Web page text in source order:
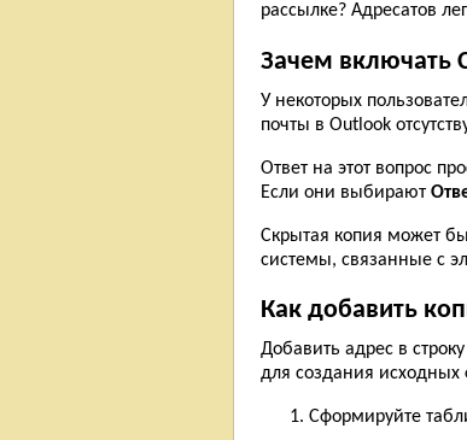
рассылке? Адресатов
Зачем включать
У некоторых
почты в Outlook
Ответ на этот вопрос
Если они выбирают
Скрытая копия может
системы, связанные с
Как добавить
Добавить адрес в
для создания исходных
Сформируйте